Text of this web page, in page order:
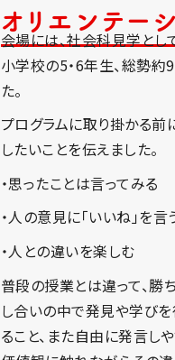
オリエンテー
会場には、社会科見学とし
小学校の5・6年生、総勢
た。
プログラムに取り掛かる前
したいことを伝えました。
・思ったことは言ってみる
・人の意見に「いいね」を言
・人との違いを楽しむ
普段の授業とは違って、
し合いの中で発見や学び
ること、また自由に発言し